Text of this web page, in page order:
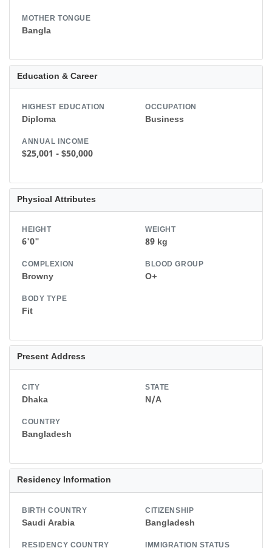
MOTHER TONGUE
Bangla
Education & Career
HIGHEST EDUCATION
Diploma
OCCUPATION
Business
ANNUAL INCOME
$25,001 - $50,000
Physical Attributes
HEIGHT
6'0"
WEIGHT
89 kg
COMPLEXION
Browny
BLOOD GROUP
O+
BODY TYPE
Fit
Present Address
CITY
Dhaka
STATE
N/A
COUNTRY
Bangladesh
Residency Information
BIRTH COUNTRY
Saudi Arabia
CITIZENSHIP
Bangladesh
RESIDENCY COUNTRY IMMIGRATION STATUS